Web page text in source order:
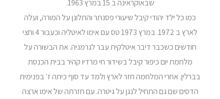
שבאוקראינה ב 15 במרץ 1963.
כמו כל ילד יהודי קיבל שיעורי פסנתר והתלונן על המורה, ועלה
לארץ ב 1972. במרץ 1973 טס עם אימו לאיטליה וכעבור 4 וחצי
חודשים כשכבר דיבר איטלקית עבר לגרמניה. את הבשורה על
מלחמת יום כיפור קיבל בשידור חי מרדיו קהיר בבית הכנסת
בברלין. אחרי המלחמה חזר לארץ ולמד עד סוף כיתה ז׳ בפנימית
הדסים שם גם התחיל לנגן על גיטרה. עם חזרתה של אימו ארצה